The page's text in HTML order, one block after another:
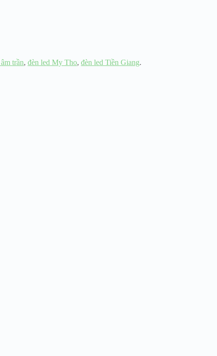
trần, đèn led My Tho, đèn led Tiền Giang.